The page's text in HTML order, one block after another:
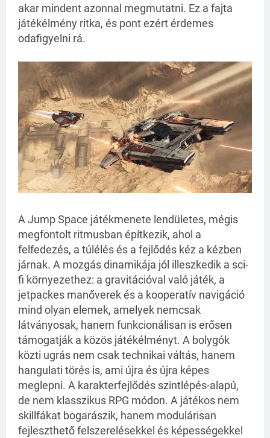
akar mindent azonnal megmutatni. Ez a fajta
játékélmény ritka, és pont ezért érdemes
odafigyelni rá.
A Jump Space játékmenete lendületes, mégis
megfontolt ritmusban építkezik, ahol a
felfedezés, a túlélés és a fejlődés kéz a kézben
járnak. A mozgás dinamikája jól illeszkedik a sci-
fi környezethez: a gravitációval való játék, a
jetpackes manőverek és a kooperatív navigáció
mind olyan elemek, amelyek nemcsak
látványosak, hanem funkcionálisan is erősen
támogatják a közös játékélményt. A bolygók
közti ugrás nem csak technikai váltás, hanem
hangulati törés is, ami újra és újra képes
meglepni. A karakterfejlődés szintlépés-alapú,
de nem klasszikus RPG módon. A játékos nem
skillfákat bogarászik, hanem modulárisan
fejleszthető felszerelésekkel és képességekkel